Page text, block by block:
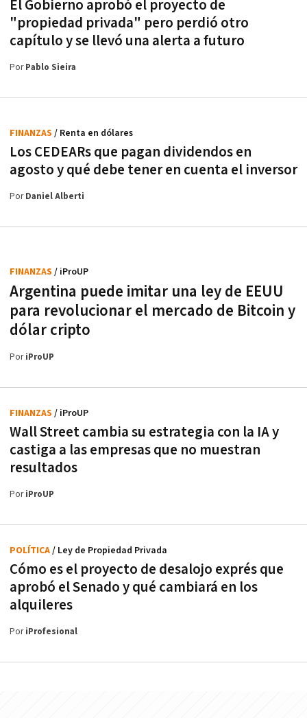
El Gobierno aprobó el proyecto de
"propiedad privada" pero perdió otro
capítulo y se llevó una alerta a futuro
PorPablo Sieira
Los CEDEARs que pagan dividendos en
agosto y qué debe tener en cuenta el inversor
FINANZAS / Renta en dólares
PorDaniel Alberti
Argentina puede imitar una ley de EEUU
para revolucionar el mercado de Bitcoin y
dólar cripto
FINANZAS / iProUP
PoriProUP
Wall Street cambia su estrategia con la IA y
castiga a las empresas que no muestran
resultados
FINANZAS / iProUP
PoriProUP
Cómo es el proyecto de desalojo exprés que
aprobó el Senado y qué cambiará en los
alquileres
POLÍTICA/ Ley de Propiedad Privada
PoriProfesional